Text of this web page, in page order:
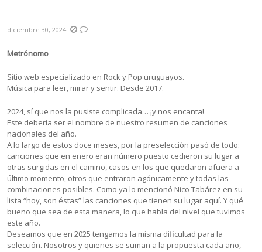
diciembre 30, 2024
Metrónomo
Sitio web especializado en Rock y Pop uruguayos.
Música para leer, mirar y sentir. Desde 2017.
2024, sí que nos la pusiste complicada… ¡y nos encanta!
Este debería ser el nombre de nuestro resumen de canciones
nacionales del año.
A lo largo de estos doce meses, por la preselección pasó de todo:
canciones que en enero eran número puesto cedieron su lugar a
otras surgidas en el camino, casos en los que quedaron afuera a
último momento, otros que entraron agónicamente y todas las
combinaciones posibles. Como ya lo mencionó Nico Tabárez en su
lista “hoy, son éstas” las canciones que tienen su lugar aquí. Y qué
bueno que sea de esta manera, lo que habla del nivel que tuvimos
este año.
Deseamos que en 2025 tengamos la misma dificultad para la
selección. Nosotros y quienes se suman a la propuesta cada año,